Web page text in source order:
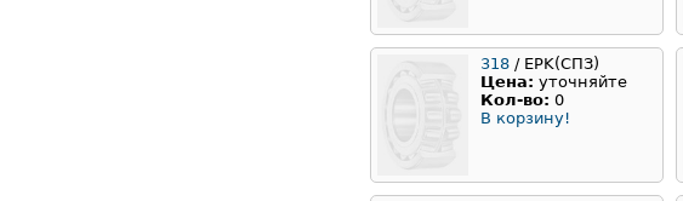
318 / EPK(СПЗ)
Цена: уточняйте
Кол-во: 0
В корзину!